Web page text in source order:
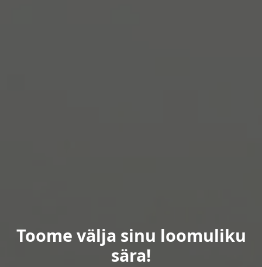
Toome välja sinu loomuliku
sära!